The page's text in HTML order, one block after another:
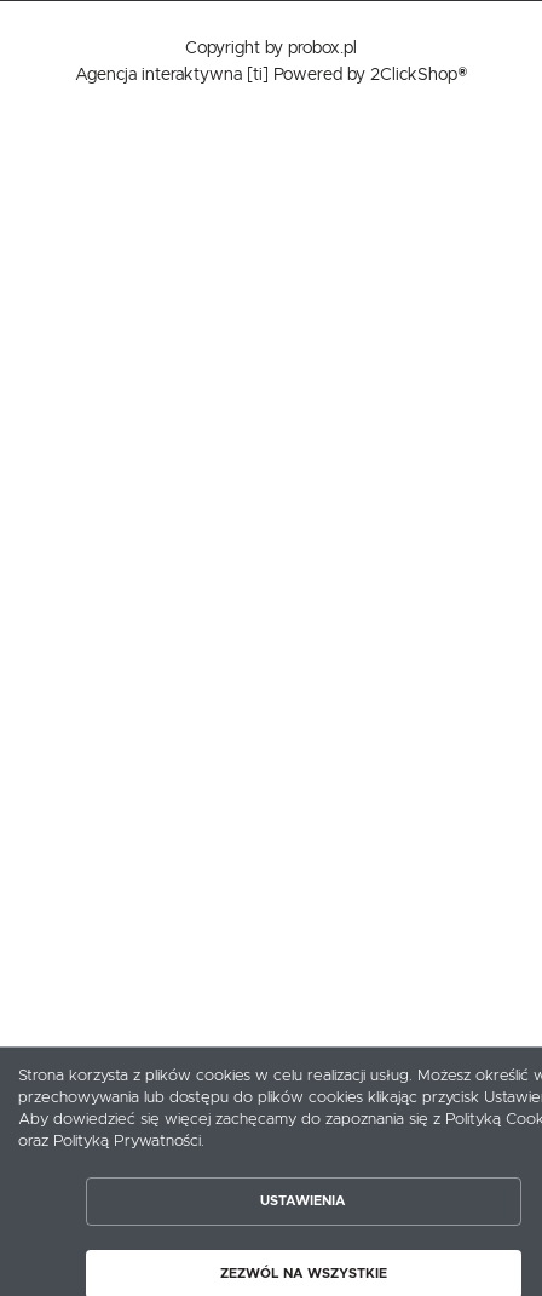
Copyright by probox.pl
Agencja interaktywna
[ti] Powered by 2ClickShop®
Strona korzysta z plików cookies w celu realizacji usług. Możesz określić
przechowywania lub dostępu do plików cookies klikając przycisk
Aby dowiedzieć się więcej zachęcamy do zapoznania się z Polityką
oraz Polityką Prywatności.
USTAWIENIA
ZEZWÓL NA WSZYSTKIE
ZEZWÓL NA WSZYSTKIE